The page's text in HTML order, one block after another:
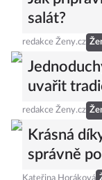
salát?
redakce Ženy.cz
uvařit
redakce Ženy.cz
Krásná
správně